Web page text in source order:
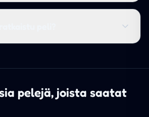
pelejä, joista saatat